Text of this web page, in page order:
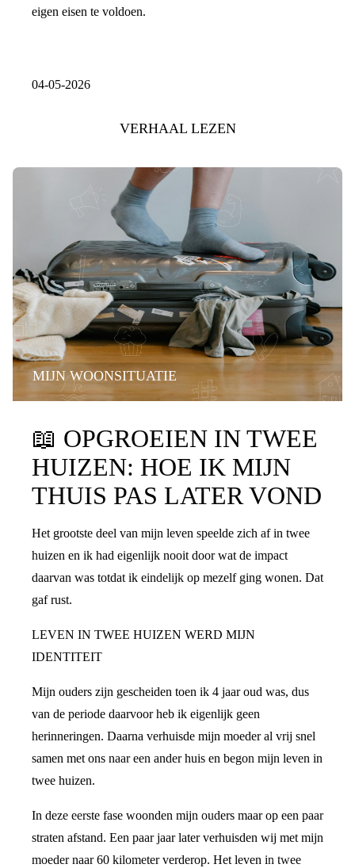
eigen eisen te voldoen.
04-05-2026
VERHAAL LEZEN
MIJN WOONSITUATIE
📖 OPGROEIEN IN TWEE
HUIZEN: HOE IK MIJN
THUIS PAS LATER VOND
Het grootste deel van mijn leven speelde zich af in twee
huizen en ik had eigenlijk nooit door wat de impact
daarvan was totdat ik eindelijk op mezelf ging wonen. Dat
gaf rust.
LEVEN IN TWEE HUIZEN WERD MIJN
IDENTITEIT
Mijn ouders zijn gescheiden toen ik 4 jaar oud was, dus
van de periode daarvoor heb ik eigenlijk geen
herinneringen. Daarna verhuisde mijn moeder al vrij snel
samen met ons naar een ander huis en begon mijn leven in
twee huizen.
In deze eerste fase woonden mijn ouders maar op een paar
straten afstand. Een paar jaar later verhuisden wij met mijn
moeder naar 60 kilometer verderop. Het leven in twee